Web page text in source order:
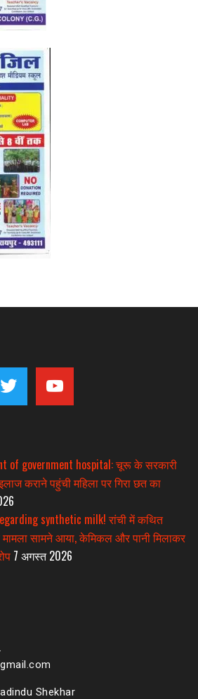
youtube
of government hospital: चूरू के सरकारी
कराने पहुंची महिला पर गिरा छत का
synthetic milk! रांची में कथित
सामने आया, केमिकल और पानी मिलाकर
7 अगस्त 2026
Shekhar